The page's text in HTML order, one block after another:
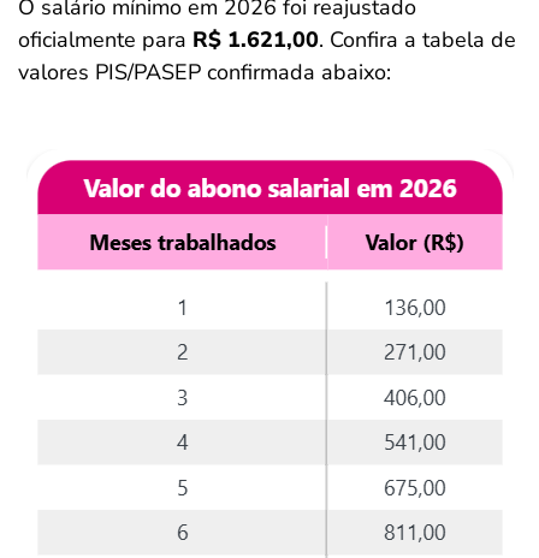
O salário mínimo em 2026 foi reajustado
oficialmente para R$ 1.621,00. Confira a tabela de
valores PIS/PASEP confirmada abaixo: